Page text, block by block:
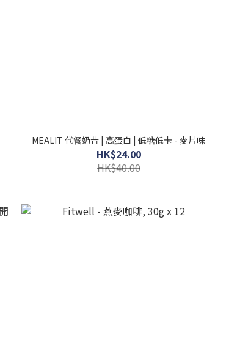
MEALIT 代餐奶昔 | 高蛋白 | 低糖低卡 - 麥片味
HK$24.00
HK$40.00